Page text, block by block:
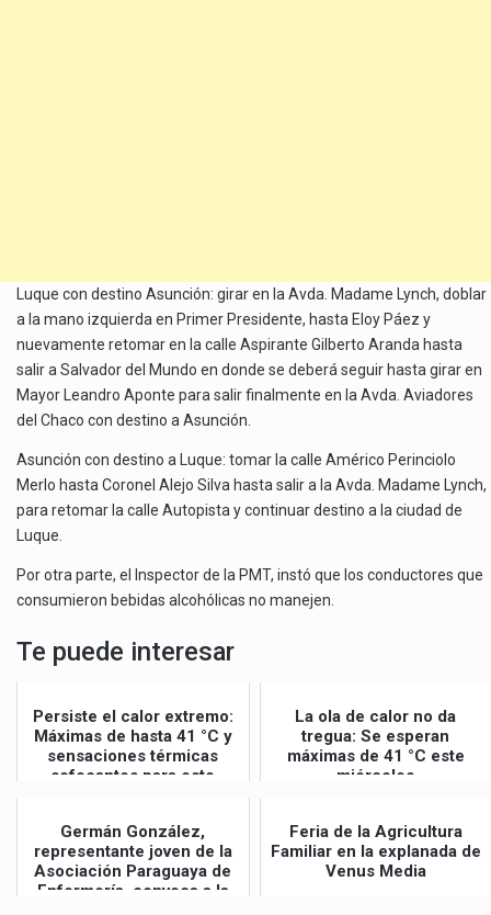
Luque con destino Asunción: girar en la Avda. Madame Lynch, doblar
a la mano izquierda en Primer Presidente, hasta Eloy Páez y
nuevamente retomar en la calle Aspirante Gilberto Aranda hasta
salir a Salvador del Mundo en donde se deberá seguir hasta girar en
Mayor Leandro Aponte para salir finalmente en la Avda. Aviadores
del Chaco con destino a Asunción.
Asunción con destino a Luque: tomar la calle Américo Perinciolo
Merlo hasta Coronel Alejo Silva hasta salir a la Avda. Madame Lynch,
para retomar la calle Autopista y continuar destino a la ciudad de
Luque.
Por otra parte, el Inspector de la PMT, instó que los conductores que
consumieron bebidas alcohólicas no manejen.
Te puede interesar
Persiste el calor extremo:
Máximas de hasta 41 °C y
sensaciones térmicas
sofocantes para este
La ola de calor no da
tregua: Se esperan
máximas de 41 °C este
miércoles
Germán González,
representante joven de la
Asociación Paraguaya de
Enfermería, convoca a la
Feria de la Agricultura
Familiar en la explanada de
Venus Media